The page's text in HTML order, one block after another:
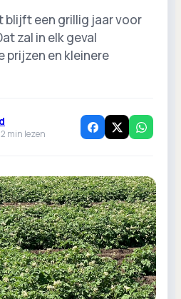
blijft een grillig jaar voor
zal in elk geval
prijzen en kleinere
2 min lezen